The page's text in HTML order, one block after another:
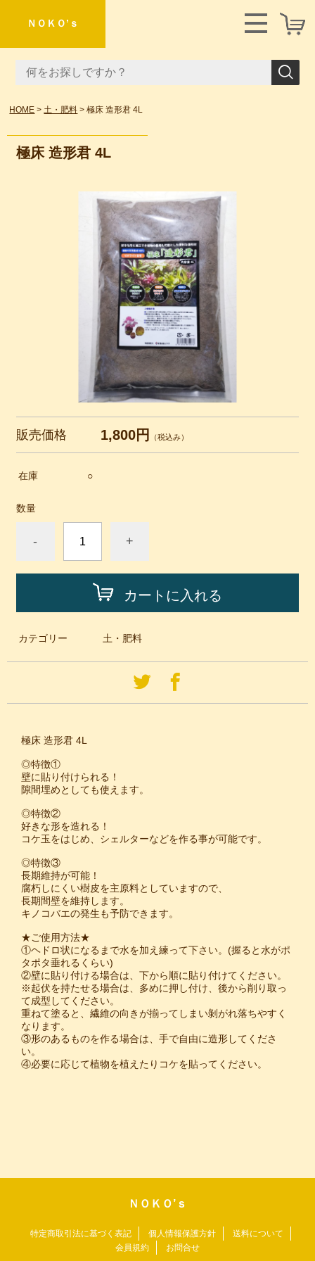
ＮＯＫＯ’ｓ
HOME 土・肥料 極床 造形君 4L
極床 造形君 4L
販売価格 1,800円 （税込み）
在庫 ○
数量
- +
カートに入れる
カテゴリー 土・肥料
極床 造形君 4L
◎特徴①
壁に貼り付けられる！
隙間埋めとしても使えます。
◎特徴②
好きな形を造れる！
コケ玉をはじめ、シェルターなどを作る事が可能です。
◎特徴③
長期維持が可能！
腐朽しにくい樹皮を主原料としていますので、
長期間壁を維持します。
キノコバエの発生も予防できます。
★ご使用方法★
①ヘドロ状になるまで水を加え練って下さい。(握ると水がポ
タポタ垂れるくらい)
②壁に貼り付ける場合は、下から順に貼り付けてください。
※起伏を持たせる場合は、多めに押し付け、後から削り取っ
て成型してください。
重ねて塗ると、繊維の向きが揃ってしまい剝がれ落ちやすく
なります。
③形のあるものを作る場合は、手で自由に造形してくださ
い。
④必要に応じて植物を植えたりコケを貼ってください。
ＮＯＫＯ’ｓ
特定商取引法に基づく表記 個人情報保護方針
送料について
会員規約
お問合せ